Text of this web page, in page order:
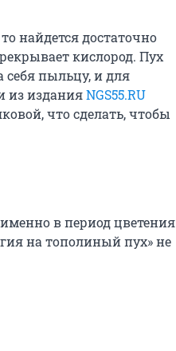
найдется достаточно
кислород. Пух
себя пыльцу, и для
из изданияNGS55.RU
что сделать, чтобы
в период цветения
на тополиный пух» не